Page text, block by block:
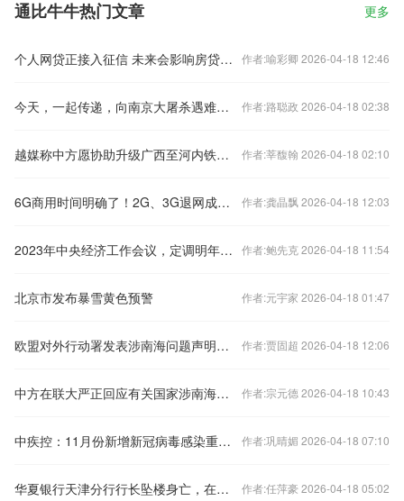
通比牛牛热门文章 更多
个人网贷正接入征信 未来会影响房贷么？ 作者:喻彩卿 2026-04-18 12:46
今天，一起传递，向南京大屠杀遇难同胞致哀！ 作者:路聪政 2026-04-18 02:38
越媒称中方愿协助升级广西至河内铁路交通，外交部回应 作者:莘馥翰 2026-04-18 02:10
6G商用时间明确了！2G、3G退网成必然 老用户怎么办？ 作者:龚晶飘 2026-04-18 12:03
2023年中央经济工作会议，定调明年经济工作 作者:鲍先克 2026-04-18 11:54
北京市发布暴雪黄色预警 作者:元宇家 2026-04-18 01:47
欧盟对外行动署发表涉南海问题声明，中国驻欧盟使团驳斥 作者:贾固超 2026-04-18 12:06
中方在联大严正回应有关国家涉南海问题错误言论 作者:宗元德 2026-04-18 10:43
中疾控：11月份新增新冠病毒感染重症病例135例 作者:巩晴媚 2026-04-18 07:10
华夏银行天津分行行长坠楼身亡，在任刚满三年 作者:任萍豪 2026-04-18 05:02